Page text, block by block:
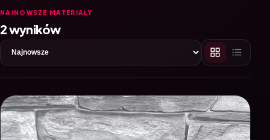
NAJNOWSZE MATERIAŁY
2 wyników